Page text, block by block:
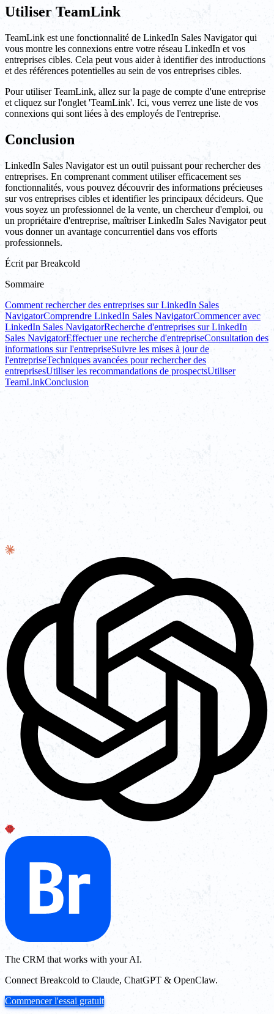
Utiliser TeamLink
TeamLink est une fonctionnalité de LinkedIn Sales Navigator qui
vous montre les connexions entre votre réseau LinkedIn et vos
entreprises cibles. Cela peut vous aider à identifier des introductions
et des références potentielles au sein de vos entreprises cibles.
Pour utiliser TeamLink, allez sur la page de compte d'une entreprise
et cliquez sur l'onglet 'TeamLink'. Ici, vous verrez une liste de vos
connexions qui sont liées à des employés de l'entreprise.
Conclusion
LinkedIn Sales Navigator est un outil puissant pour rechercher des
entreprises. En comprenant comment utiliser efficacement ses
fonctionnalités, vous pouvez découvrir des informations précieuses
sur vos entreprises cibles et identifier les principaux décideurs. Que
vous soyez un professionnel de la vente, un chercheur d'emploi, ou
un propriétaire d'entreprise, maîtriser LinkedIn Sales Navigator peut
vous donner un avantage concurrentiel dans vos efforts
professionnels.
Écrit par Breakcold
Sommaire
Comment rechercher des entreprises sur LinkedIn Sales
NavigatorComprendre LinkedIn Sales NavigatorCommencer avec
LinkedIn Sales NavigatorRecherche d'entreprises sur LinkedIn
Sales NavigatorEffectuer une recherche d'entrepriseConsultation des
informations sur l'entrepriseSuivre les mises à jour de
l'entrepriseTechniques avancées pour rechercher des
entreprisesUtiliser les recommandations de prospectsUtiliser
TeamLinkConclusion
The CRM that works with your AI.
Connect Breakcold to Claude, ChatGPT & OpenClaw.
Commencer l'essai gratuit